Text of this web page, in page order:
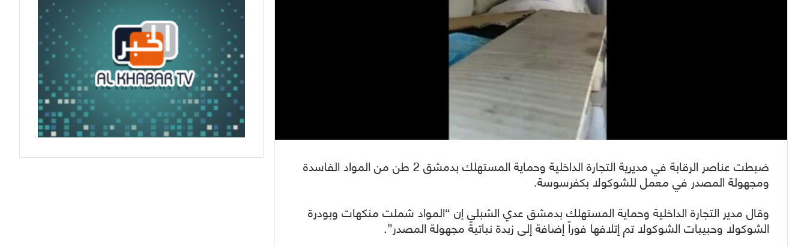
ضبطت عناصر الرقابة في مديرية التجارة الداخلية وحماية المستهلك بدمشق 2 طن من المواد الفاسدة
ومجهولة المصدر في معمل للشوكولا بكفرسوسة.
وقال مدير التجارة الداخلية وحماية المستهلك بدمشق عدي الشبلي إن “المواد شملت منكهات وبودرة
الشوكولا وحبيبات الشوكولا تم إتلافها فوراً إضافة إلى زبدة نباتية مجهولة المصدر”.